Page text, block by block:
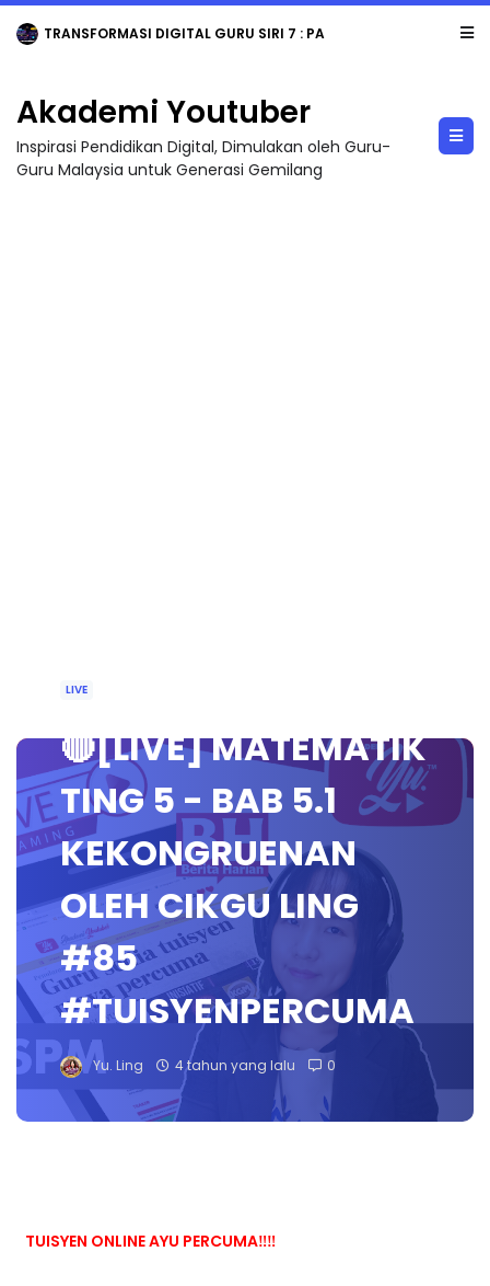
TRANSFORMASI DIGITAL GURU SIRI 7 : PAHLAWAN DIGITAL PENYELAMAT DUNIA
Akademi Youtuber
Inspirasi Pendidikan Digital, Dimulakan oleh Guru-
Guru Malaysia untuk Generasi Gemilang
LIVE
🔴[LIVE] MATEMATIK
TING 5 - BAB 5.1
KEKONGRUENAN
OLEH CIKGU LING
#85
#TUISYENPERCUMA
Yu. Ling 4 tahun yang lalu 0
TUISYEN ONLINE AYU PERCUMA‼️‼️